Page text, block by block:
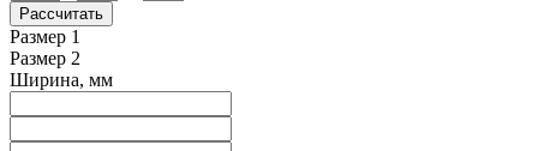
Размер 1
Размер 2
Ширина, мм